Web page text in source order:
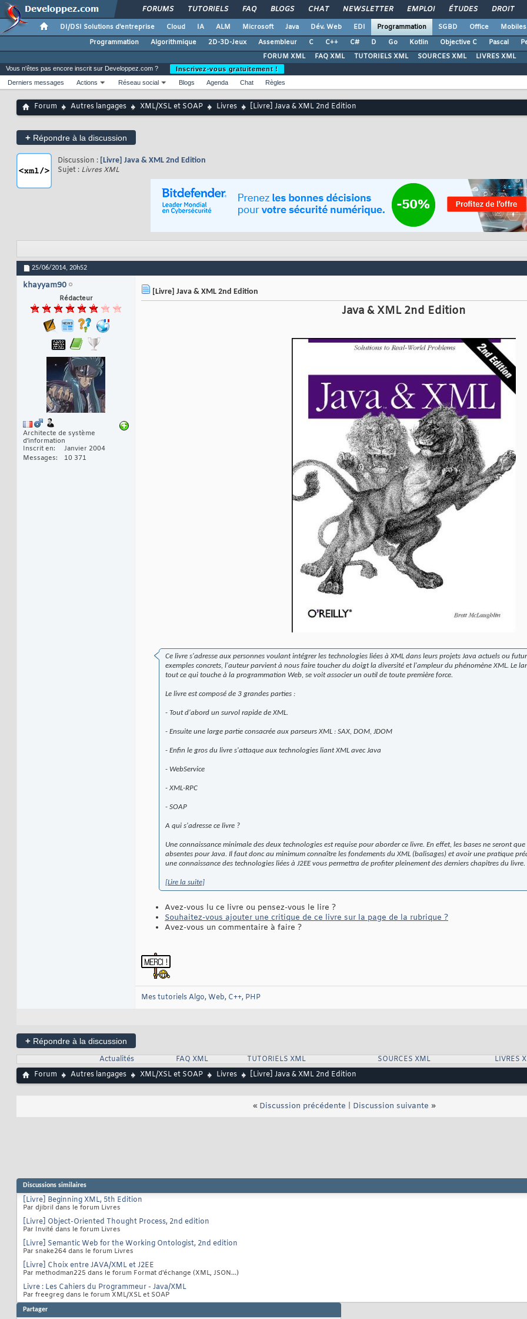
FORUMS TUTORIELS FAQ BLOGS CHAT NEWSLETTER EMPLOI ÉTUDES DROIT
DI/DSI Solutions d'entreprise Cloud IA ALM Microsoft Java Dév. Web EDI Programmation SGBD Office
Mobiles
Programmation
Algorithmique 2D-3D-Jeux Assembleur C C++ C# D Go Kotlin Objective C Pascal
FORUM XML
FAQ XML TUTORIELS XML SOURCES XML LIVRES XML
Vous n'êtes pas encore inscrit sur Developpez.com ?
Inscrivez-vous gratuitement !
Derniers messages
Actions Réseau social Blogs Agenda Chat Règles
Forum Autres langages XML/XSL et SOAP Livres [Livre] Java & XML 2nd Edition
+ Répondre à la discussion
Discussion : [Livre] Java & XML 2nd Edition
Sujet : Livres XML
25/06/2014, 20h52
khayyam90
Rédacteur
Architecte de système
d’information
Inscrit en
Janvier 2004
Messages
10 371
[Livre] Java & XML 2nd Edition
Java & XML 2nd Edition
Ce livre s'adresse aux personnes voulant intégrer les technologies liées à XML dans leurs projets Java actuels ou
exemples concrets, l'auteur parvient à nous faire toucher du doigt la diversité et l'ampleur du phénomène XML. Le
tout ce qui touche à la programmation Web, se voit associer un outil de toute première force.
Le livre est composé de 3 grandes parties :
- Tout d'abord un survol rapide de XML.
- Ensuite une large partie consacrée aux parseurs XML : SAX, DOM, JDOM
- Enfin le gros du livre s'attaque aux technologies liant XML avec Java
- WebService
- XML-RPC
- SOAP
A qui s'adresse ce livre ?
Une connaissance minimale des deux technologies est requise pour aborder ce livre. En effet, les bases ne seront
absentes pour Java. Il faut donc au minimum connaître les fondements du XML (balisages) et avoir une pratique
une connaissance des technologies liées à J2EE vous permettra de profiter pleinement des derniers chapitres du livre.
[Lire la suite]
Avez-vous lu ce livre ou pensez-vous le lire ?
Souhaitez-vous ajouter une critique de ce livre sur la page de la rubrique ?
Avez-vous un commentaire à faire ?
Mes tutoriels Algo, Web, C++, PHP
+ Répondre à la discussion
Actualités
FAQ XML TUTORIELS XML SOURCES XML
LIVRES
Forum
Autres langages XML/XSL et SOAP Livres [Livre] Java & XML 2nd Edition
« Discussion précédente Discussion suivante »
Discussions similaires
[Livre] Beginning XML, 5th Edition
Par djibril dans le forum Livres
[Livre] Object-Oriented Thought Process, 2nd edition
Par Invité dans le forum Livres
[Livre] Semantic Web for the Working Ontologist, 2nd edition
Par snake264 dans le forum Livres
[Livre] Choix entre JAVA/XML et J2EE
Par methodman225 dans le forum Format d'échange (XML, JSON...)
Livre : Les Cahiers du Programmeur - Java/XML
Par freegreg dans le forum XML/XSL et SOAP
Partager